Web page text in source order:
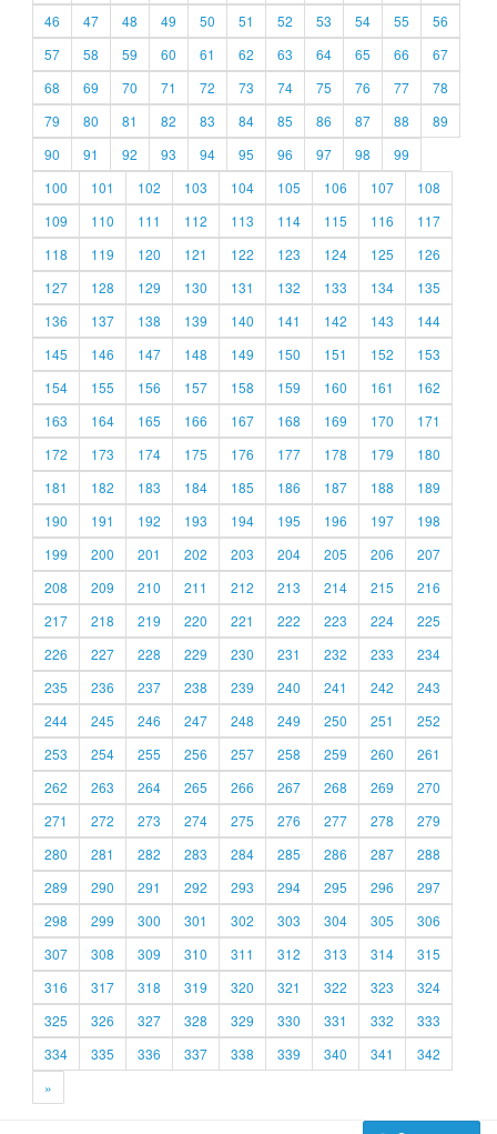
46
47 48 49 50 51 52 53 54 55
56
57
58 59 60 61 62 63 64 65 66
67
68
69 70 71 72 73 74 75 76 77
78
79
80 81 82 83 84 85 86 87 88
89
90
91 92 93 94 95 96 97 98
99
100
101 102 103 104 105 106 107
108
109
110 111 112 113 114 115 116
117
118
119 120 121 122 123 124 125
126
127
128 129 130 131 132 133 134
135
136
137 138 139 140 141 142 143
144
145
146 147 148 149 150 151 152
153
154
155 156 157 158 159 160 161
162
163
164 165 166 167 168 169 170
171
172
173 174 175 176 177 178 179
180
181
182 183 184 185 186 187 188
189
190
191 192 193 194 195 196 197
198
199
200 201 202 203 204 205 206
207
208
209 210 211 212 213 214 215
216
217
218 219 220 221 222 223 224
225
226
227 228 229 230 231 232 233
234
235
236 237 238 239 240 241 242
243
244
245 246 247 248 249 250 251
252
253
254 255 256 257 258 259 260
261
262
263 264 265 266 267 268 269
270
271
272 273 274 275 276 277 278
279
280
281 282 283 284 285 286 287
288
289
290 291 292 293 294 295 296
297
298
299 300 301 302 303 304 305
306
307
308 309 310 311 312 313 314
315
316
317 318 319 320 321 322 323
324
325
326 327 328 329 330 331 332
333
334
335 336 337 338 339 340 341
342
»